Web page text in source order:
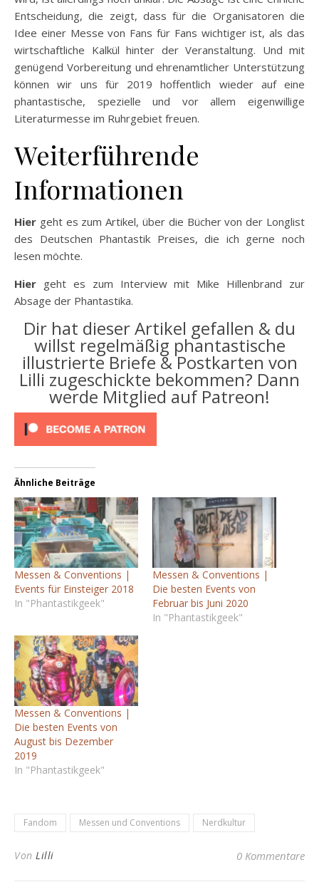
Entscheidung, die zeigt, dass für die Organisatoren die
Idee einer Messe von Fans für Fans wichtiger ist, als das
wirtschaftliche Kalkül hinter der Veranstaltung. Und mit
genügend Vorbereitung und ehrenamtlicher Unterstützung
können wir uns für 2019 hoffentlich wieder auf eine
phantastische, spezielle und vor allem eigenwillige
Literaturmesse im Ruhrgebiet freuen.
Weiterführende
Informationen
Hier geht es zum Artikel, über die Bücher von der Longlist
des Deutschen Phantastik Preises, die ich gerne noch
lesen möchte.
Hier geht es zum Interview mit Mike Hillenbrand zur
Absage der Phantastika.
Dir hat dieser Artikel gefallen & du
willst regelmäßig phantastische
illustrierte Briefe & Postkarten von
Lilli zugeschickte bekommen? Dann
werde Mitglied auf Patreon!
Ähnliche Beiträge
Messen & Conventions |
Events für Einsteiger 2018
In "Phantastikgeek"
Messen & Conventions |
Die besten Events von
Februar bis Juni 2020
In "Phantastikgeek"
Messen & Conventions |
Die besten Events von
August bis Dezember
2019
In "Phantastikgeek"
Fandom Messen und Conventions Nerdkultur
Von Lilli 0 Kommentare